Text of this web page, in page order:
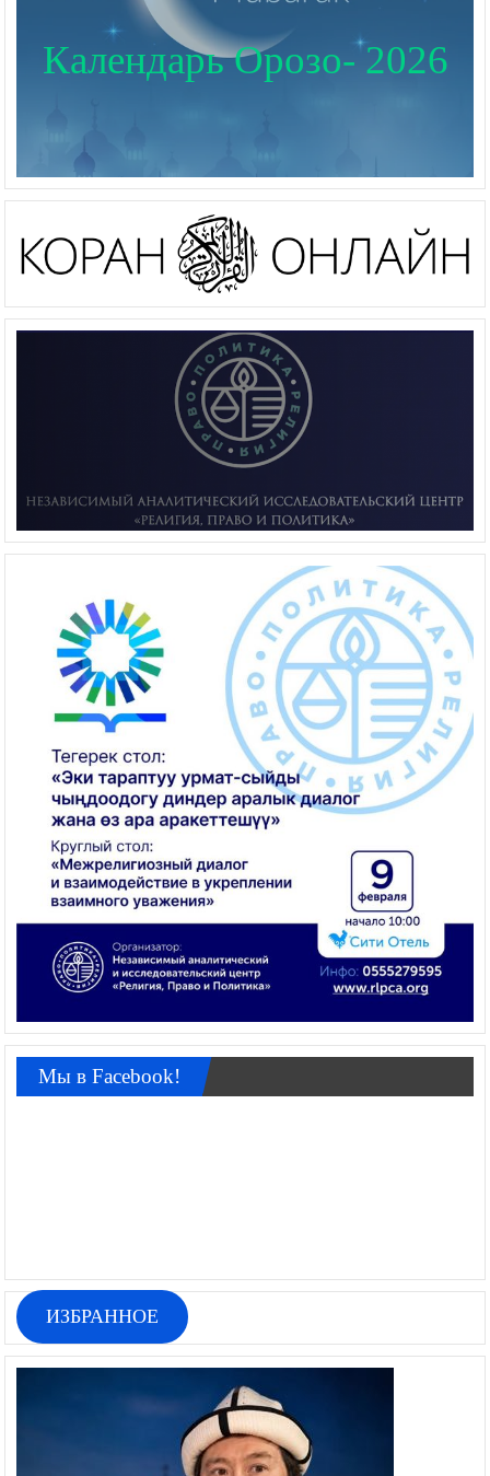
Календарь Орозо- 2026
Мы в Facebook!
ИЗБРАННОЕ